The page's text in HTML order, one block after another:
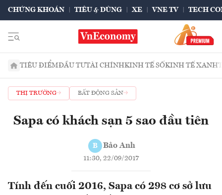
CHỨNG KHOÁN TIÊU & DÙNG XE VNE TV TECH
TIÊU ĐIỂMĐẦU TƯTÀI CHÍNHKINH TẾ SỐKINH TẾ XANH
THỊ TRƯỜNG BẤT ĐỘNG SẢN
Sapa có khách sạn 5 sao đầu tiên
B Bảo Anh
11:30, 22/09/2017
Tính đến cuối 2016, Sapa có 298 cơ sở lưu